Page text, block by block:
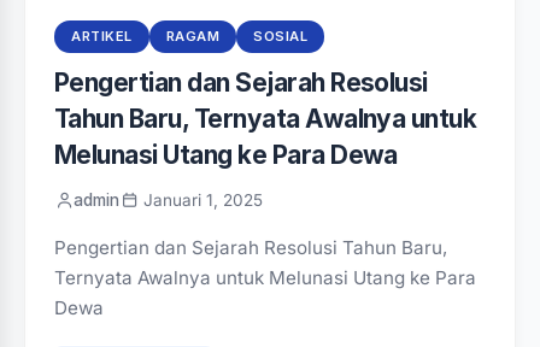
ARTIKEL RAGAM SOSIAL
Pengertian dan Sejarah Resolusi
Tahun Baru, Ternyata Awalnya untuk
Melunasi Utang ke Para Dewa
admin Januari 1, 2025
Pengertian dan Sejarah Resolusi Tahun Baru,
Ternyata Awalnya untuk Melunasi Utang ke Para
Dewa